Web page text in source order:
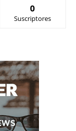
0
Suscriptores